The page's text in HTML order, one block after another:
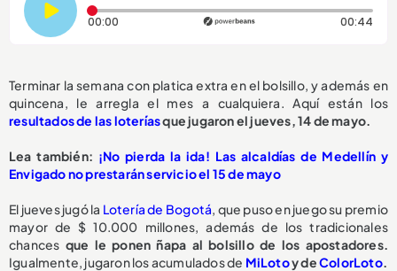
00:00 Tiempo transcurrido: 0 segundos 00:44
Terminar la semana con platica extra en el bolsillo, y además en
quincena, le arregla el mes a cualquiera. Aquí están los
resultados de las loteríasque jugaron el jueves, 14 de mayo.
Lea también: ¡No pierda la ida! Las alcaldías de Medellín y
Envigado no prestarán servicio el 15 de mayo
El jueves jugó la Lotería de Bogotá, que puso en juego su premio
mayor de $ 10.000 millones, además de los tradicionales
chances que le ponen ñapa al bolsillo de los apostadores.
Igualmente, jugaron los acumulados de MiLotoy deColorLoto.